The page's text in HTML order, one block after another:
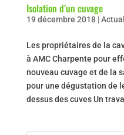
Isolation d’un cuvage
19 décembre 2018|
Les propriétaires de la
à AMC Charpente pour
nouveau cuvage et de la
pour une dégustation de
dessus des cuves Un